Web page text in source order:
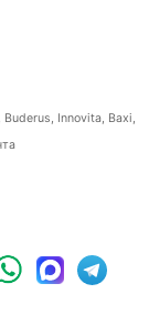
Innovita, Baxi,